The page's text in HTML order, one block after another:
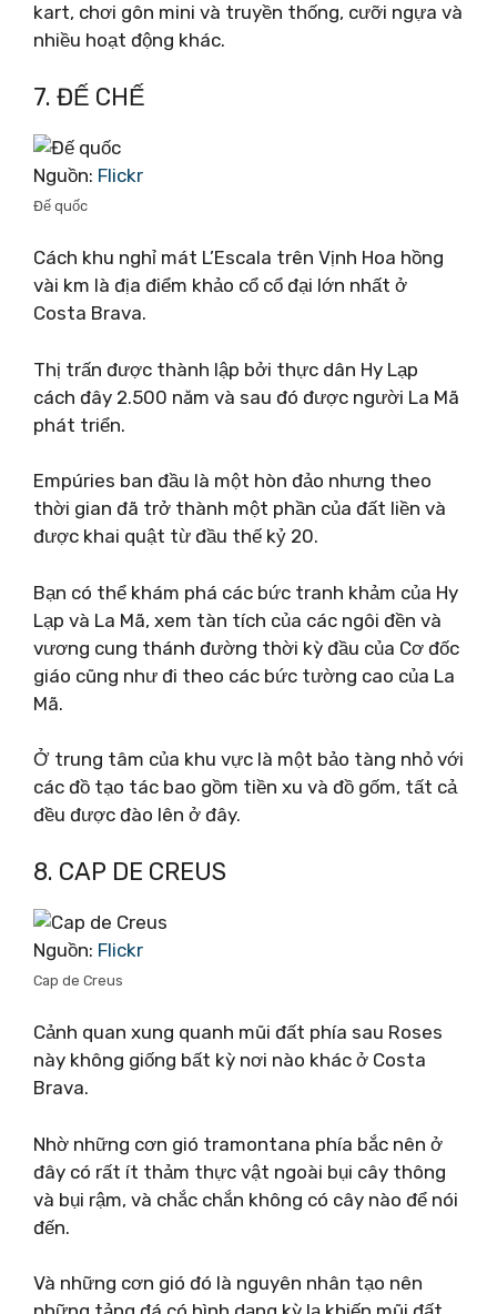
kart, chơi gôn mini và truyền thống, cưỡi ngựa và
nhiều hoạt động khác.
7. ĐẾ CHẾ
Nguồn: Flickr
Đế quốc
Cách khu nghỉ mát L’Escala trên Vịnh Hoa hồng
vài km là địa điểm khảo cổ cổ đại lớn nhất ở
Costa Brava.
Thị trấn được thành lập bởi thực dân Hy Lạp
cách đây 2.500 năm và sau đó được người La Mã
phát triển.
Empúries ban đầu là một hòn đảo nhưng theo
thời gian đã trở thành một phần của đất liền và
được khai quật từ đầu thế kỷ 20.
Bạn có thể khám phá các bức tranh khảm của Hy
Lạp và La Mã, xem tàn tích của các ngôi đền và
vương cung thánh đường thời kỳ đầu của Cơ đốc
giáo cũng như đi theo các bức tường cao của La
Mã.
Ở trung tâm của khu vực là một bảo tàng nhỏ với
các đồ tạo tác bao gồm tiền xu và đồ gốm, tất cả
đều được đào lên ở đây.
8. CAP DE CREUS
Nguồn: Flickr
Cap de Creus
Cảnh quan xung quanh mũi đất phía sau Roses
này không giống bất kỳ nơi nào khác ở Costa
Brava.
Nhờ những cơn gió tramontana phía bắc nên ở
đây có rất ít thảm thực vật ngoài bụi cây thông
và bụi rậm, và chắc chắn không có cây nào để nói
đến.
Và những cơn gió đó là nguyên nhân tạo nên